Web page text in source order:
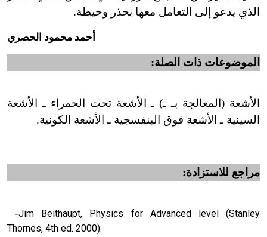
الذي يدعو إلى التعامل معها بحذر وحيطة.
أحمد محمود الحصري
الموضوعات ذات الصلة:
الأشعة (المعالجة بـ ـ) ـ الأشعة تحت الحمراء ـ الأشعة
السينية ـ الأشعة فوق البنفسجية ـ الأشعة الكونية.
مراجع للاستزادة:
-Jim Beithaupt, Physics for Advanced level (Stanley
Thornes, 4th ed. 2000).